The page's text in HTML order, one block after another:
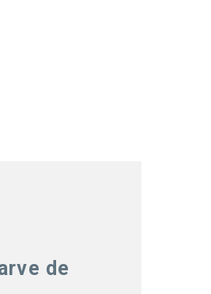
de